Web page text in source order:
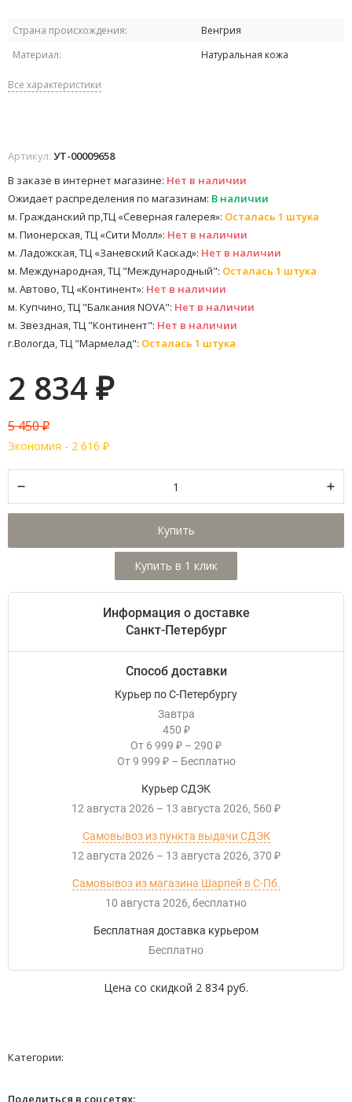
Страна происхождения:
Венгрия
Материал:
Натуральная кожа
Все характеристики
Артикул: УТ-00009658
В заказе в интернет магазине: Нет в наличии
Ожидает распределения по магазинам: В наличии
м. Гражданский пр,ТЦ «Северная галерея»: Осталась 1 штука
м. Пионерская, ТЦ «Сити Молл»: Нет в наличии
м. Ладожская, ТЦ «Заневский Каскад»: Нет в наличии
м. Международная, ТЦ "Международный": Осталась 1 штука
м. Автово, ТЦ «Континент»: Нет в наличии
м. Купчино, ТЦ "Балкания NOVA": Нет в наличии
м. Звездная, ТЦ "Континент": Нет в наличии
г.Вологда, ТЦ "Мармелад": Осталась 1 штука
2 834 ₽
5 450₽
Экономия - 2 616 ₽
Купить
Информация о доставке
Санкт-Петербург
Способ доставки
Курьер по С-Петербургу
Завтра
450 ₽
От 6 999 ₽ – 290 ₽
От 9 999 ₽ – Бесплатно
Курьер СДЭК
12 августа 2026 – 13 августа 2026 560 ₽
Самовывоз из пункта выдачи СДЭК
12 августа 2026 – 13 августа 2026 370 ₽
Самовывоз из магазина Шарпей в С-Пб.
10 августа 2026
Бесплатно
Бесплатная доставка курьером
Бесплатно
Цена со скидкой 2 834 руб.
Категории:
Поделиться в соцсетях: